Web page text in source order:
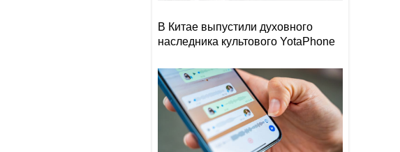
В Китае выпустили духовного
наследника культового YotaPhone